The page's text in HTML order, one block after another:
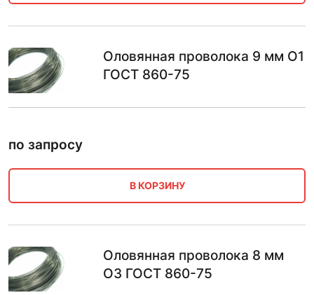
Оловянная проволока 9 мм О1
ГОСТ 860-75
по запросу
В КОРЗИНУ
Оловянная проволока 8 мм
О3 ГОСТ 860-75